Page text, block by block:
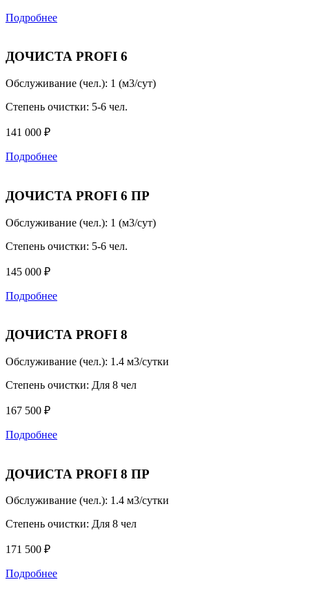
Подробнее
ДОЧИСТА PROFI 6
Обслуживание (чел.): 1 (м3/сут)
Степень очистки: 5-6 чел.
141 000 ₽
Подробнее
ДОЧИСТА PROFI 6 ПР
Обслуживание (чел.): 1 (м3/сут)
Степень очистки: 5-6 чел.
145 000 ₽
Подробнее
ДОЧИСТА PROFI 8
Обслуживание (чел.): 1.4 м3/сутки
Степень очистки: Для 8 чел
167 500 ₽
Подробнее
ДОЧИСТА PROFI 8 ПР
Обслуживание (чел.): 1.4 м3/сутки
Степень очистки: Для 8 чел
171 500 ₽
Подробнее